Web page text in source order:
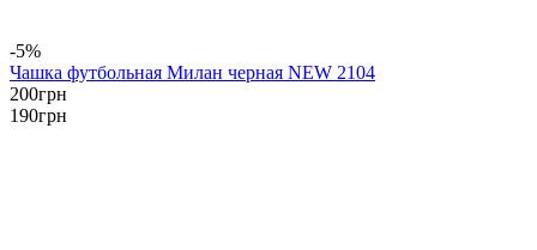
-5%
Чашка футбольная Милан черная NEW 2104
200грн
190грн